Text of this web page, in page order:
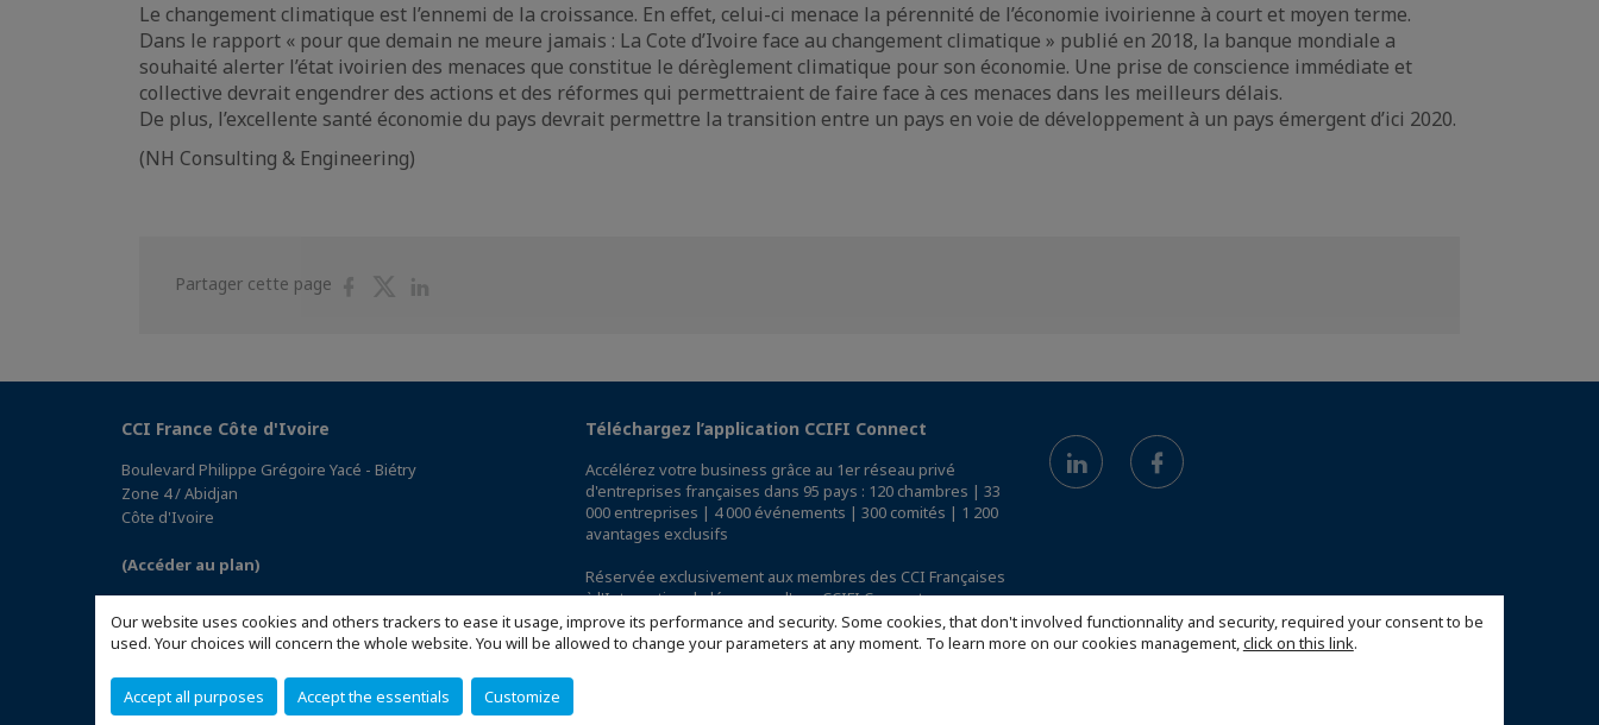
Our website uses cookies and others trackers to ease it usage, improve its performance and security. Some cookies, that don't involved functionnality and security, required your consent to be
used. Your choices will concern the whole website. You will be allowed to change your parameters at any moment. To learn more on our cookies management,click on this link.
Accept all purposes Accept the essentials Customize
Le changement climatique est l’ennemi de la croissance. En effet, celui-ci menace la pérennité de l’économie ivoirienne à court et moyen terme.
Dans le rapport « pour que demain ne meure jamais : La Cote d’Ivoire face au changement climatique » publié en 2018, la banque mondiale a
souhaité alerter l’état ivoirien des menaces que constitue le dérèglement climatique pour son économie. Une prise de conscience immédiate et
collective devrait engendrer des actions et des réformes qui permettraient de faire face à ces menaces dans les meilleurs délais.
De plus, l’excellente santé économie du pays devrait permettre la transition entre un pays en voie de développement à un pays émergent d’ici 2020.
(NH Consulting & Engineering)
Partager cette page
PartagerPartager
CCI France Côte d'Ivoire
Boulevard Philippe Grégoire Yacé - Biétry
Zone 4 / Abidjan
Côte d'Ivoire
(Accéder au plan)
Téléchargez l’application CCIFI Connect
Accélérez votre business grâce au 1er réseau privé
d'entreprises françaises dans 95 pays : 120 chambres | 33
000 entreprises | 4 000 événements | 300 comités | 1 200
avantages exclusifs
Réservée exclusivement aux membres des CCI Françaises
à l'International,découvrez l'app CCIFI Connect.